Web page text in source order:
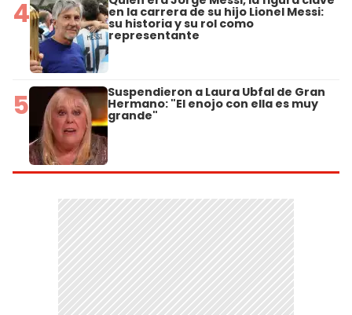
4 en la carrera de su hijo Lionel Messi:
su historia y su rol como
representante
5 Suspendieron a Laura Ubfal de Gran
Hermano: "El enojo con ella es muy
grande"